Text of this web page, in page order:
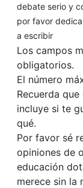
debate serio y
por favor
a escribir
Los campos
obligatorios.
El número
Recuerda
incluye si te
qué.
Por favor sé
opiniones de
educación
merece sin la